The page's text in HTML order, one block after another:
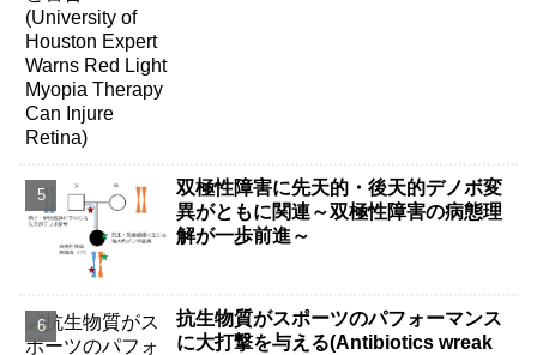
双極性障害に先天的・後天的デノボ変
異がともに関連～双極性障害の病態理
解が一歩前進～
抗生物質がスポーツのパフォーマンス
に大打撃を与える(Antibiotics wreak